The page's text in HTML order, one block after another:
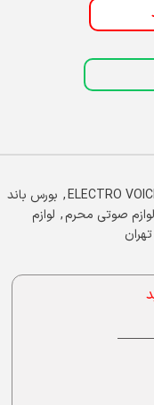
, بورس باند
صوتی محرم, لوازم